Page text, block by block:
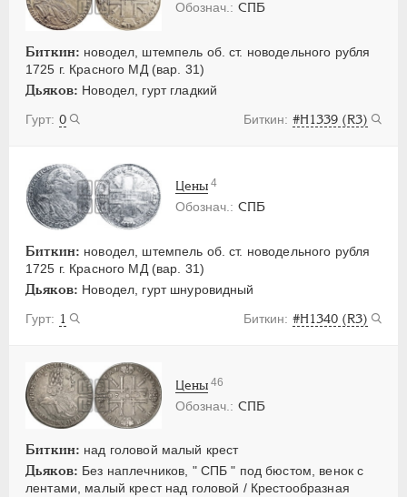
СПБ
Биткин: новодел, штемпель об. ст. новодельного рубля
1725 г. Красного МД (вар. 31)
Дьяков: Новодел, гурт гладкий
0
#Н1339 (R3)
СПБ
Биткин: новодел, штемпель об. ст. новодельного рубля
1725 г. Красного МД (вар. 31)
Дьяков: Новодел, гурт шнуровидный
1
#Н1340 (R3)
Цены 4
СПБ
Биткин: над головой малый крест
Дьяков: Без наплечников, " СПБ " под бюстом, венок с
лентами, малый крест над головой / Крестообразная
Цены 46